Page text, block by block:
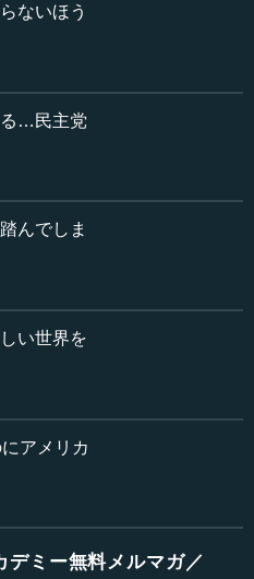
くなって、やる気がなくな
福ですよ。
うと、今でも「アメリカに
すが、じつは日本人のトッ
国体のためなら死ななきゃ
なった。
されたと。
全てがよくなったのです。
義のあり方を今ずっと考え
ないほう
る…民主党
んでしま
い世界を
アメリカ
デミー無料メルマガ／